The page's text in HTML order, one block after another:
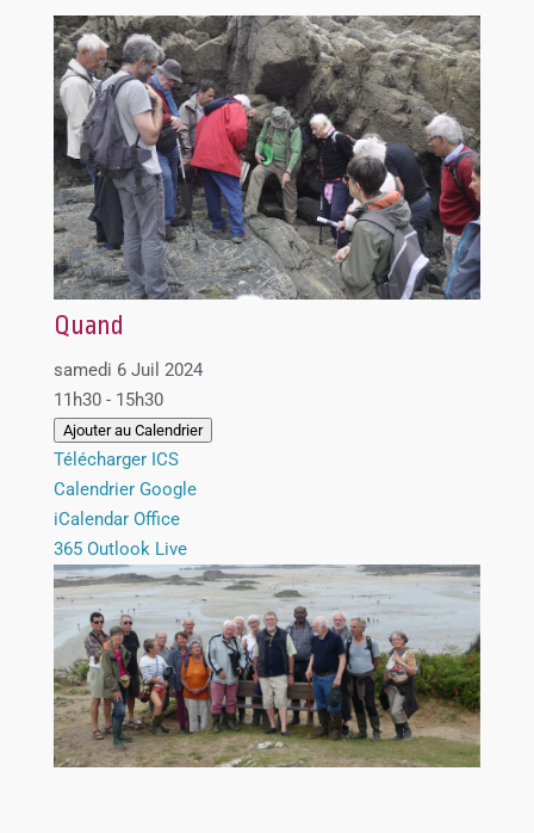
Quand
samedi 6 Juil 2024
11h30 - 15h30
Ajouter au Calendrier
Télécharger ICS
Calendrier Google
iCalendar Office
365 Outlook Live